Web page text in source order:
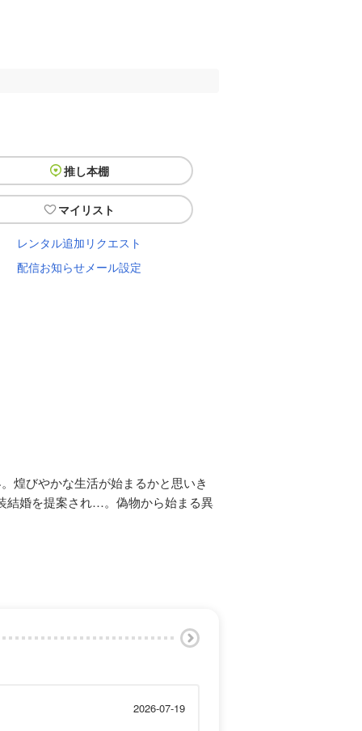
推し本棚
マイリスト
レンタル追加リクエスト
配信お知らせメール設定
煌びやかな生活が始まるかと思いき
結婚を提案され…。偽物から始まる異
2026-07-19